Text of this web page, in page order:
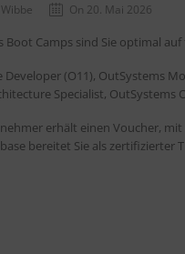
On 20. Mai 2026
Boot Camps sind Sie optimal
Developer (O11), OutSystems
Specialist, OutSystems
erhält einen Voucher,
bereitet Sie als zertifizierter